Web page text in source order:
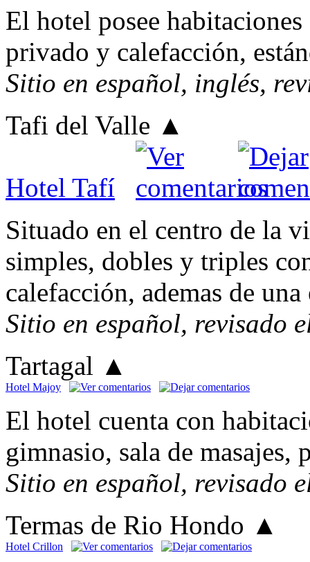
El hotel posee
privado y calefacción,
Sitio en español, inglés,
Tafi del Valle ▲
Hotel Tafí
Situado en el centro de la
simples, dobles y triples
calefacción, ademas de
Sitio en español, revisado
Tartagal ▲
Hotel Majoy
El hotel cuenta con
gimnasio, sala de
Sitio en español, revisado
Termas de Rio Hondo ▲
Hotel Crillon